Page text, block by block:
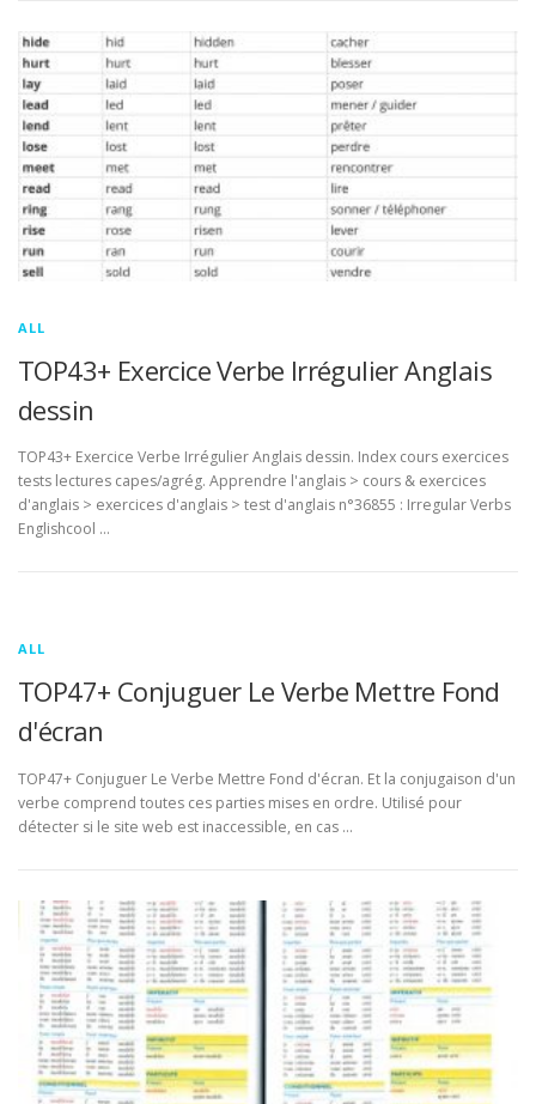
ALL
TOP43+ Exercice Verbe Irrégulier Anglais
dessin
TOP43+ Exercice Verbe Irrégulier Anglais dessin. Index cours exercices
tests lectures capes/agrég. Apprendre l'anglais > cours & exercices
d'anglais > exercices d'anglais > test d'anglais n°36855 : Irregular Verbs
Englishcool …
ALL
TOP47+ Conjuguer Le Verbe Mettre Fond
d'écran
TOP47+ Conjuguer Le Verbe Mettre Fond d'écran. Et la conjugaison d'un
verbe comprend toutes ces parties mises en ordre. Utilisé pour
détecter si le site web est inaccessible, en cas …